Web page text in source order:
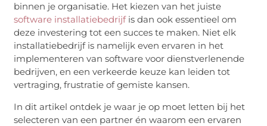
binnen je organisatie. Het kiezen van het juiste
software installatiebedrijfis dan ook essentieel om
deze investering tot een succes te maken. Niet elk
installatiebedrijf is namelijk even ervaren in het
implementeren van software voor dienstverlenende
bedrijven, en een verkeerde keuze kan leiden tot
vertraging, frustratie of gemiste kansen.
In dit artikel ontdek je waar je op moet letten bij het
selecteren van een partner én waarom een ervaren